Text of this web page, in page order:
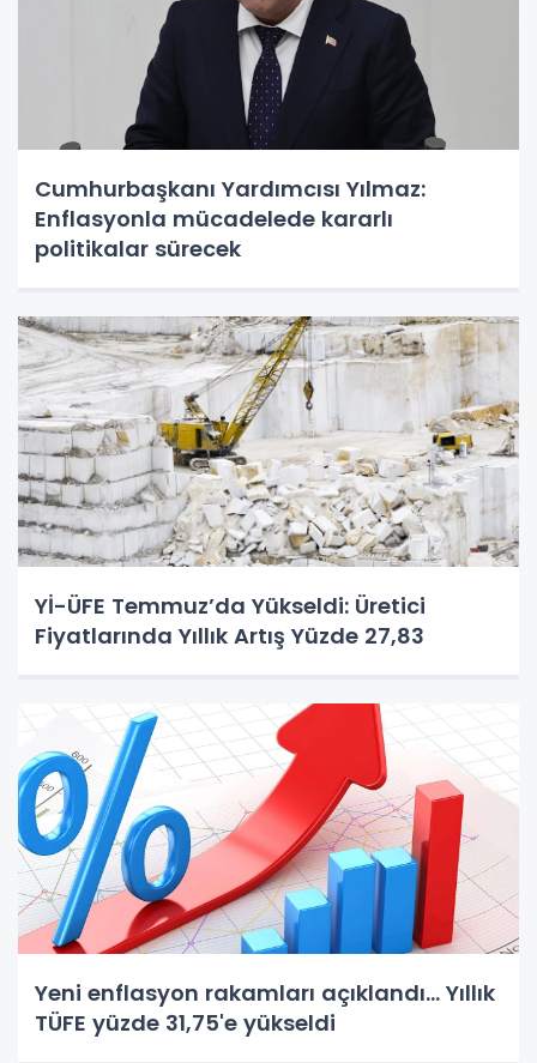
Cumhurbaşkanı Yardımcısı Yılmaz:
Enflasyonla mücadelede kararlı
politikalar sürecek
Yİ-ÜFE Temmuz’da Yükseldi: Üretici
Fiyatlarında Yıllık Artış Yüzde 27,83
Yeni enflasyon rakamları açıklandı... Yıllık
TÜFE yüzde 31,75'e yükseldi